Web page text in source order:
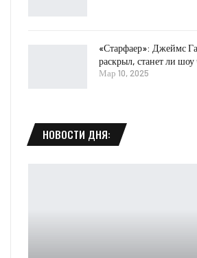
«Старфаер»: Джеймс
раскрыл, станет ли шоу
Мар 10, 2025
НОВОСТИ ДНЯ: